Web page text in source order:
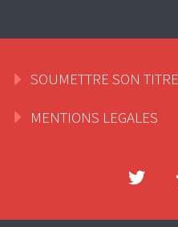
SOUMETTRE SON TITRE
MENTIONS LEGALES